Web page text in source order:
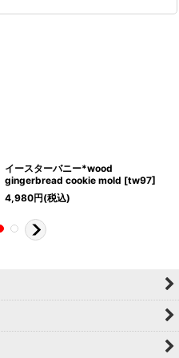
イースターバニー*wood
gingerbread cookie mold [tw97]
4,980円(税込)